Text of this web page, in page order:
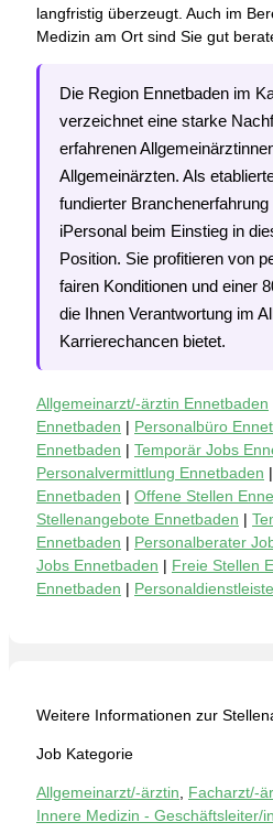
langfristig überzeugt. Auch im
Medizin am Ort sind Sie gut
Die Region Ennetbaden im
verzeichnet eine starke
erfahrenen
Allgemeinärzten. Als
fundierter
iPersonal beim Einstieg in
Position. Sie profitieren von
fairen Konditionen und einer
die Ihnen Verantwortung im
Karrierechancen bietet.
Allgemeinarzt/-ärztin Ennetbaden
Ennetbaden | Personalbüro
Ennetbaden | Temporär Jobs
Personalvermittlung Ennetbaden |
Ennetbaden | Offene Stellen
Stellenangebote Ennetbaden |
Ennetbaden | Personalberater
Jobs Ennetbaden | Freie Stellen
Ennetbaden |
Weitere Informationen zur
Job Kategorie
Allgemeinarzt/-ärztin
Facharzt/-
Innere Medizin - Geschäftsleiter/in